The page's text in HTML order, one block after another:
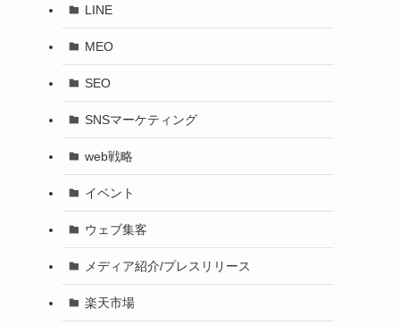
LINE
MEO
SEO
SNSマーケティング
web戦略
イベント
ウェブ集客
メディア紹介/プレスリリース
楽天市場